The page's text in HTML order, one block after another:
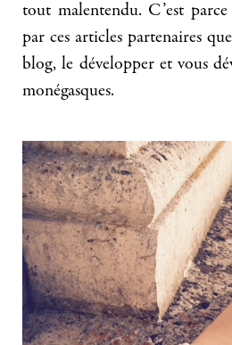
tout malentendu. C’est
par ces articles partenaires
blog, le développer et vous
monégasques.